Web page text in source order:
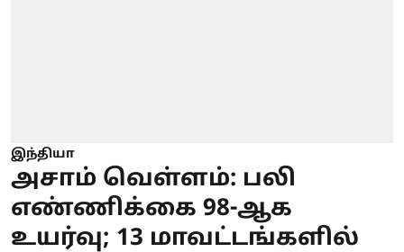
இந்தியா
அசாம் வெள்ளம்: பலி
எண்ணிக்கை 98-ஆக
உயர்வு; 13 மாவட்டங்களில்